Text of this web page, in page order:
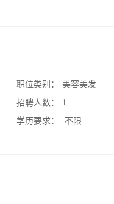
职位类别：
美容美发
招聘人数：
1
学历要求：
不限